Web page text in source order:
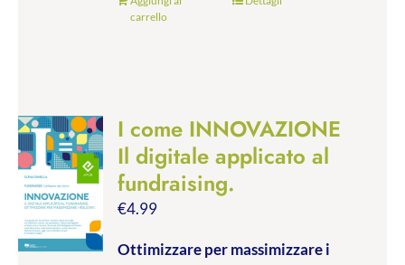
carrello
I come INNOVAZIONE
Il digitale applicato al
fundraising.
€4.99
Ottimizzare per massimizzare i